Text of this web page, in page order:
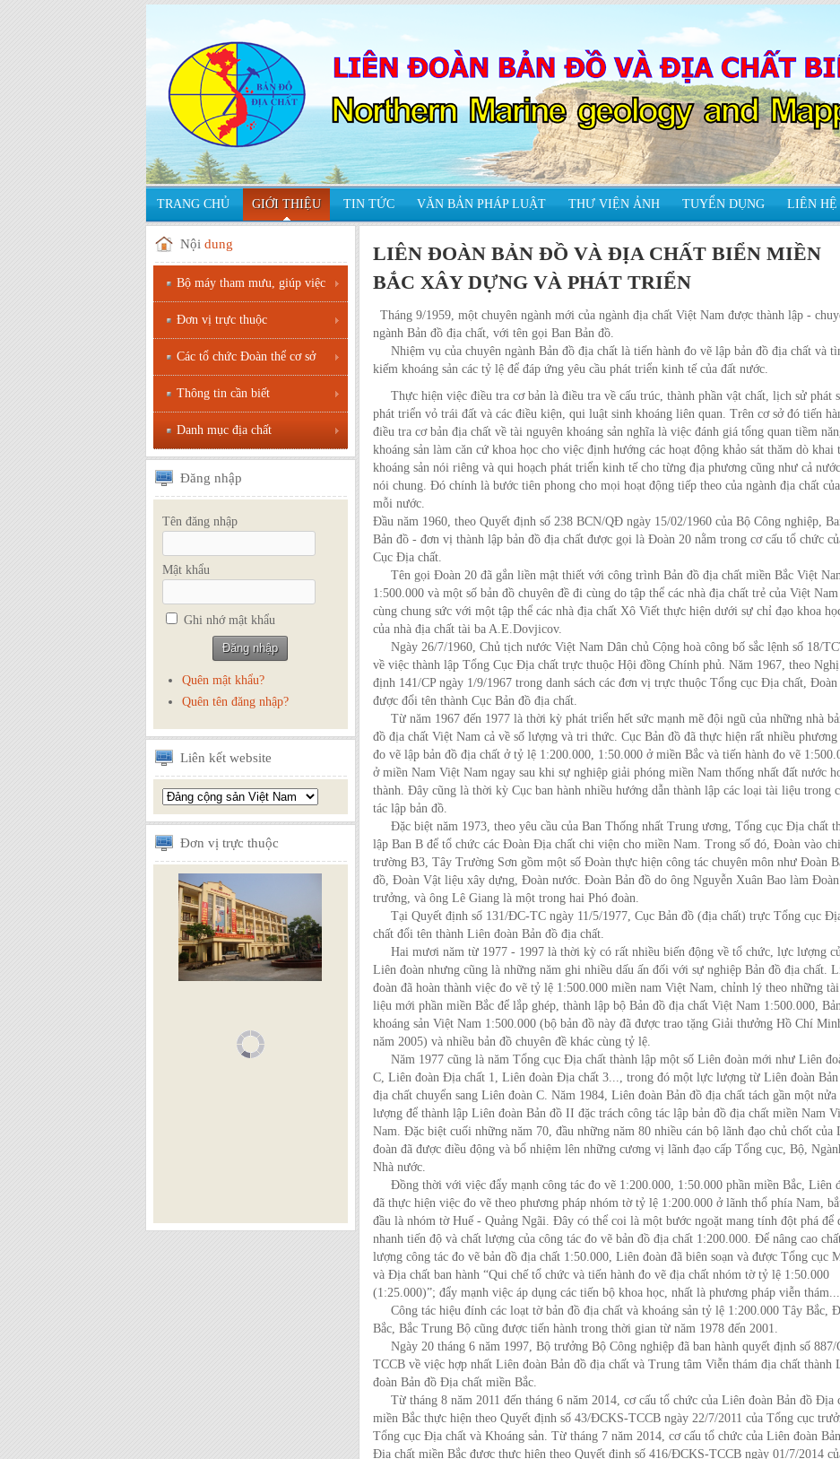
TRANG CHỦ GIỚI THIỆU TIN TỨC VĂN BẢN PHÁP LUẬT THƯ VIỆN ẢNH TUYỂN DỤNG LIÊN HỆ
LIÊN ĐOÀN BẢN ĐỒ VÀ ĐỊA CHẤT BIỂN MIỀN
BẮC XÂY DỰNG VÀ PHÁT TRIỂN
Tháng 9/1959, một chuyên ngành mới của ngành địa chất Việt Nam được thành lập -
ngành Bản đồ địa chất, với tên gọi Ban Bản đồ.
Nhiệm vụ của chuyên ngành Bản đồ địa chất là tiến hành đo vẽ lập bản đồ địa chất và
kiếm khoáng sản các tỷ lệ để đáp ứng yêu cầu phát triển kinh tế của đất nước.
Thực hiện việc điều tra cơ bản là điều tra về cấu trúc, thành phần vật chất, lịch sử phát
phát triển vỏ trái đất và các điều kiện, qui luật sinh khoáng liên quan. Trên cơ sở đó tiến
điều tra cơ bản địa chất về tài nguyên khoáng sản nghĩa là việc đánh giá tổng quan tiềm
khoáng sản làm căn cứ khoa học cho việc định hướng các hoạt động khảo sát thăm dò khai
khoáng sản nói riêng và qui hoạch phát triển kinh tế cho từng địa phương cũng như cả nước
nói chung. Đó chính là bước tiên phong cho mọi hoạt động tiếp theo của ngành địa chất của
mỗi nước.
Đầu năm 1960, theo Quyết định số 238 BCN/QĐ ngày 15/02/1960 của Bộ Công nghiệp,
Bản đồ - đơn vị thành lập bản đồ địa chất được gọi là Đoàn 20 nằm trong cơ cấu tổ chức
Cục Địa chất.
Tên gọi Đoàn 20 đã gắn liền mật thiết với công trình Bản đồ địa chất miền Bắc Việt
1:500.000 và một số bản đồ chuyên đề đi cùng do tập thể các nhà địa chất trẻ của Việt Nam
cùng chung sức với một tập thể các nhà địa chất Xô Viết thực hiện dưới sự chỉ đạo khoa
của nhà địa chất tài ba A.E.Dovjicov.
Ngày 26/7/1960, Chủ tịch nước Việt Nam Dân chủ Cộng hoà công bố sắc lệnh số 18/
về việc thành lập Tổng Cục Địa chất trực thuộc Hội đồng Chính phủ. Năm 1967, theo Nghị
định 141/CP ngày 1/9/1967 trong danh sách các đơn vị trực thuộc Tổng cục Địa chất, Đoàn
được đổi tên thành Cục Bản đồ địa chất.
Từ năm 1967 đến 1977 là thời kỳ phát triển hết sức mạnh mẽ đội ngũ của những nhà
đồ địa chất Việt Nam cả về số lượng và tri thức. Cục Bản đồ đã thực hiện rất nhiều phương
đo vẽ lập bản đồ địa chất ở tỷ lệ 1:200.000, 1:50.000 ở miền Bắc và tiến hành đo vẽ
ở miền Nam Việt Nam ngay sau khi sự nghiệp giải phóng miền Nam thống nhất đất nước
thành. Đây cũng là thời kỳ Cục ban hành nhiều hướng dẫn thành lập các loại tài liệu trong
tác lập bản đồ.
Đặc biệt năm 1973, theo yêu cầu của Ban Thống nhất Trung ương, Tổng cục Địa chất
lập Ban B để tổ chức các Đoàn Địa chất chi viện cho miền Nam. Trong số đó, Đoàn vào
trường B3, Tây Trường Sơn gồm một số Đoàn thực hiện công tác chuyên môn như Đoàn
đồ, Đoàn Vật liệu xây dựng, Đoàn nước. Đoàn Bản đồ do ông Nguyễn Xuân Bao làm Đoàn
trưởng, và ông Lê Giang là một trong hai Phó đoàn.
Tại Quyết định số 131/ĐC-TC ngày 11/5/1977, Cục Bản đồ (địa chất) trực Tổng cục
chất đổi tên thành Liên đoàn Bản đồ địa chất.
Hai mươi năm từ 1977 - 1997 là thời kỳ có rất nhiều biến động về tổ chức, lực lượng
Liên đoàn nhưng cũng là những năm ghi nhiều dấu ấn đối với sự nghiệp Bản đồ địa chất.
đoàn đã hoàn thành việc đo vẽ tỷ lệ 1:500.000 miền nam Việt Nam, chỉnh lý theo những tài
liệu mới phần miền Bắc để lắp ghép, thành lập bộ Bản đồ địa chất Việt Nam 1:500.000,
khoáng sản Việt Nam 1:500.000 (bộ bản đồ này đã được trao tặng Giải thưởng Hồ Chí
năm 2005) và nhiều bản đồ chuyên đề khác cùng tỷ lệ.
Năm 1977 cũng là năm Tổng cục Địa chất thành lập một số Liên đoàn mới như Liên
C, Liên đoàn Địa chất 1, Liên đoàn Địa chất 3..., trong đó một lực lượng từ Liên đoàn Bản
địa chất chuyển sang Liên đoàn C. Năm 1984, Liên đoàn Bản đồ địa chất tách gần một
lượng để thành lập Liên đoàn Bản đồ II đặc trách công tác lập bản đồ địa chất miền Nam
Nam. Đặc biệt cuối những năm 70, đầu những năm 80 nhiều cán bộ lãnh đạo chủ chốt của
đoàn đã được điều động và bổ nhiệm lên những cương vị lãnh đạo cấp Tổng cục, Bộ,
Nhà nước.
Đồng thời với việc đẩy mạnh công tác đo vẽ 1:200.000, 1:50.000 phần miền Bắc, Liên
đã thực hiện việc đo vẽ theo phương pháp nhóm tờ tỷ lệ 1:200.000 ở lãnh thổ phía Nam,
đầu là nhóm tờ Huế - Quảng Ngãi. Đây có thể coi là một bước ngoặt mang tính đột phá để
nhanh tiến độ và chất lượng của công tác đo vẽ bản đồ địa chất 1:200.000. Để nâng cao
lượng công tác đo vẽ bản đồ địa chất 1:50.000, Liên đoàn đã biên soạn và được Tổng cục
và Địa chất ban hành “Qui chế tổ chức và tiến hành đo vẽ địa chất nhóm tờ tỷ lệ 1:50.000
(1:25.000)”; đẩy mạnh việc áp dụng các tiến bộ khoa học, nhất là phương pháp viễn thám...
Công tác hiệu đính các loạt tờ bản đồ địa chất và khoáng sản tỷ lệ 1:200.000 Tây Bắc,
Bắc, Bắc Trung Bộ cũng được tiến hành trong thời gian từ năm 1978 đến 2001.
Ngày 20 tháng 6 năm 1997, Bộ trưởng Bộ Công nghiệp đã ban hành quyết định số
TCCB về việc hợp nhất Liên đoàn Bản đồ địa chất và Trung tâm Viễn thám địa chất thành
đoàn Bản đồ Địa chất miền Bắc.
Từ tháng 8 năm 2011 đến tháng 6 năm 2014, cơ cấu tổ chức của Liên đoàn Bản đồ Địa
miền Bắc thực hiện theo Quyết định số 43/ĐCKS-TCCB ngày 22/7/2011 của Tổng cục
Tổng cục Địa chất và Khoáng sản. Từ tháng 7 năm 2014, cơ cấu tổ chức của Liên đoàn
Địa chất miền Bắc được thực hiện theo Quyết định số 416/ĐCKS-TCCB ngày 01/7/2014
Nội dung
Bộ máy tham mưu, giúp việc
Đơn vị trực thuộc
Các tổ chức Đoàn thể cơ sở
Thông tin cần biết
Danh mục địa chất
Đăng nhập
Tên đăng nhập
Mật khẩu
Ghi nhớ mật khẩu
Quên mật khẩu?
Quên tên đăng nhập?
Liên kết website
Đơn vị trực thuộc